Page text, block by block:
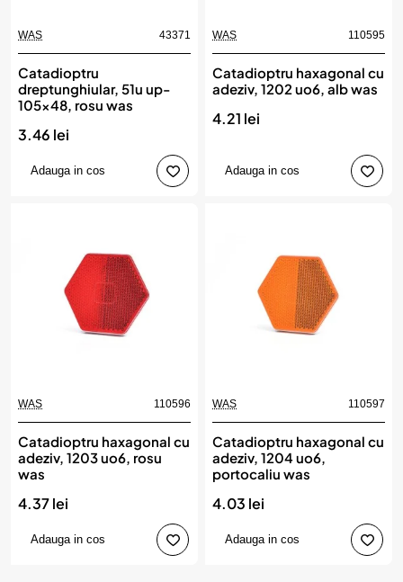
WAS 43371
Catadioptru
dreptunghiular, 51u up-
105x48, rosu was
3.46 lei
Adauga in cos
WAS 110595
Catadioptru haxagonal cu
adeziv, 1202 uo6, alb was
4.21 lei
Adauga in cos
WAS 110596
Catadioptru haxagonal cu
adeziv, 1203 uo6, rosu
was
4.37 lei
Adauga in cos
WAS 110597
Catadioptru haxagonal cu
adeziv, 1204 uo6,
portocaliu was
4.03 lei
Adauga in cos